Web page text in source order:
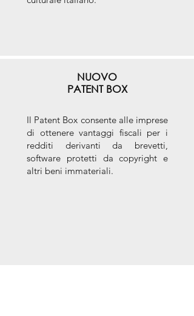
NUOVO
PATENT BOX
Il Patent Box consente alle imprese
di ottenere vantaggi fiscali per i
redditi derivanti da brevetti,
software protetti da copyright e
altri beni immateriali.